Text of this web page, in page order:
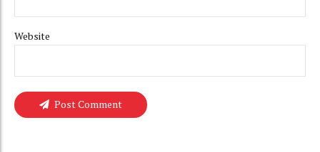
Website
Post Comment